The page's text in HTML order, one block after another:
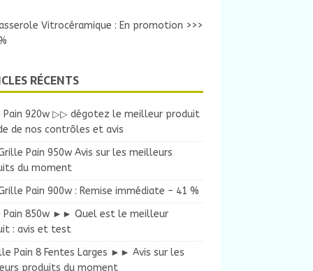
Vitrocéramique : En promotion >>>
RÉCENTS
Pain 920w ▷▷ dégotez le meilleur produit
de nos contrôles et avis
Pain 950w Avis sur les meilleurs
du moment
Pain 900w : Remise immédiate – 41 %
Pain 850w ►► Quel est le meilleur
: avis et test
Pain 8 Fentes Larges ►► Avis sur les
produits du moment